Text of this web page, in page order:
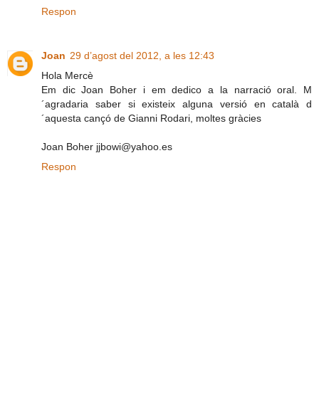
Respon
Joan 29 d’agost del 2012, a les 12:43
Hola Mercè
Em dic Joan Boher i em dedico a la narració oral. M
´agradaria saber si existeix alguna versió en català d
´aquesta cançó de Gianni Rodari, moltes gràcies
Joan Boher jjbowi@yahoo.es
Respon